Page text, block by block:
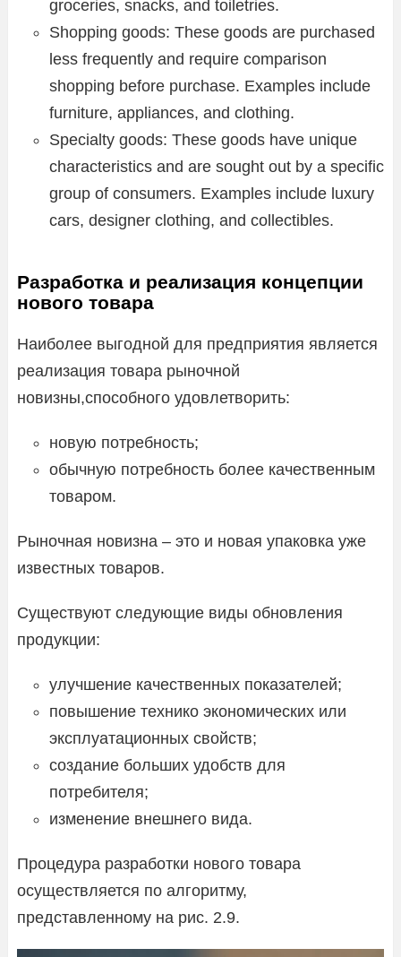
groceries, snacks, and toiletries.
Shopping goods: These goods are purchased
less frequently and require comparison
shopping before purchase. Examples include
furniture, appliances, and clothing.
Specialty goods: These goods have unique
characteristics and are sought out by a specific
group of consumers. Examples include luxury
cars, designer clothing, and collectibles.
Разработка и реализация концепции
нового товара
Наиболее выгодной для предприятия является
реализация товара рыночной
новизны,способного удовлетворить:
новую потребность;
обычную потребность более качественным
товаром.
Рыночная новизна – это и новая упаковка уже
известных товаров.
Существуют следующие виды обновления
продукции:
улучшение качественных показателей;
повышение технико экономических или
эксплуатационных свойств;
создание больших удобств для
потребителя;
изменение внешнего вида.
Процедура разработки нового товара
осуществляется по алгоритму,
представленному на рис. 2.9.